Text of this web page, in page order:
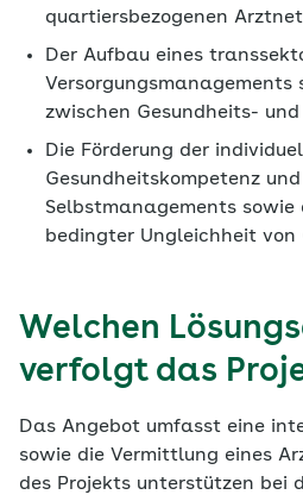
quartiersbezogenen
Der Aufbau eines
Versorgungsmanagements
zwischen Gesundheits- und
Die Förderung der
Gesundheitskompetenz
Selbstmanagements sowie
bedingter Ungleichheit von
Welchen
verfolgt das
Das Angebot umfasst eine
sowie die Vermittlung eines
des Projekts unterstützen bei